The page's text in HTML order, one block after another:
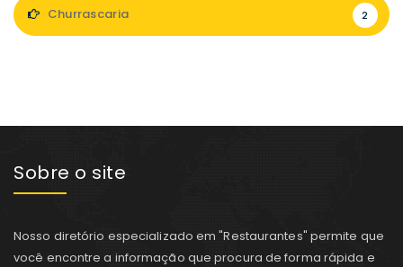
Churrascaria 2
Sobre o site
Nosso diretório especializado em "Restaurantes" permite que
você encontre a informação que procura de forma rápida e